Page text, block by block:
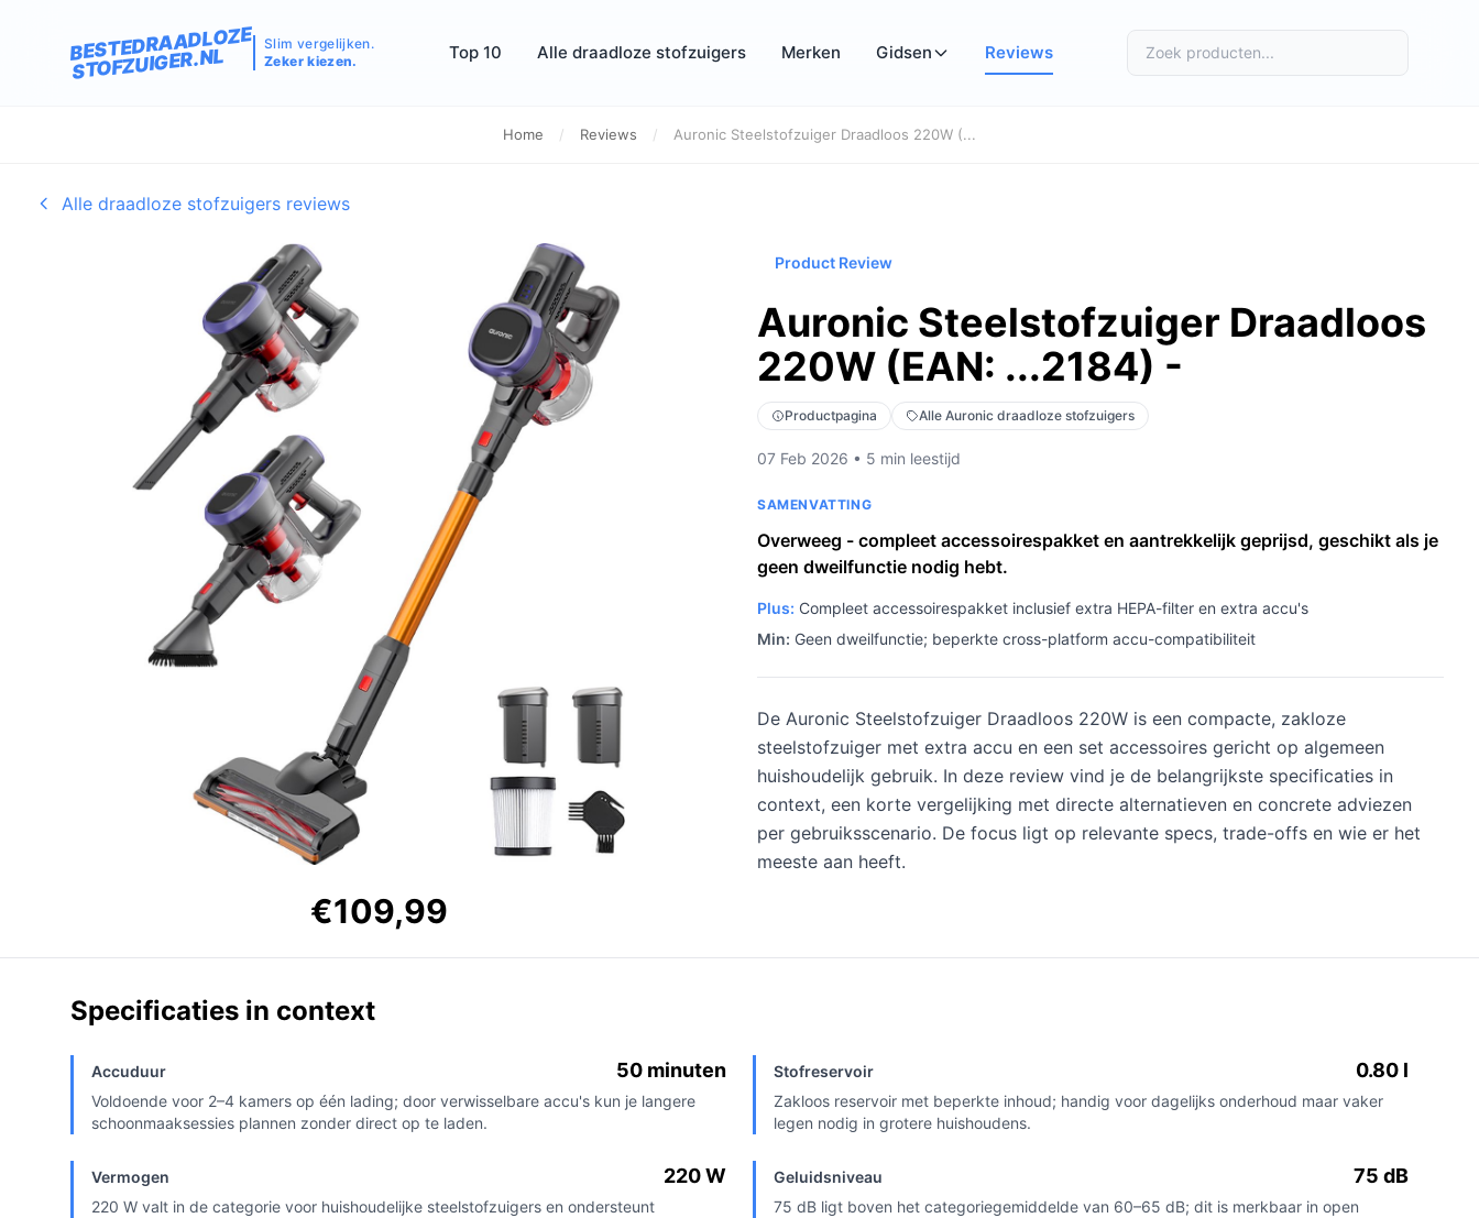
BESTEDRAADLOZE
STOFZUIGER.NL
Slim vergelijken.
Zeker kiezen.
Top 10 Alle draadloze stofzuigers Merken Gidsen Reviews
Home / Reviews / Auronic Steelstofzuiger Draadloos 220W (...
Alle draadloze stofzuigers reviews
€109,99
Product Review
Auronic Steelstofzuiger Draadloos
220W (EAN: ...2184) -
Productpagina Alle Auronic draadloze stofzuigers
07 Feb 2026 • 5 min leestijd
SAMENVATTING
Overweeg - compleet accessoirespakket en aantrekkelijk geprijsd, geschikt als je
geen dweilfunctie nodig hebt.
Plus: Compleet accessoirespakket inclusief extra HEPA-filter en extra accu's
Min: Geen dweilfunctie; beperkte cross-platform accu-compatibiliteit
De Auronic Steelstofzuiger Draadloos 220W is een compacte, zakloze
steelstofzuiger met extra accu en een set accessoires gericht op algemeen
huishoudelijk gebruik. In deze review vind je de belangrijkste specificaties in
context, een korte vergelijking met directe alternatieven en concrete adviezen
per gebruiksscenario. De focus ligt op relevante specs, trade-offs en wie er het
meeste aan heeft.
Specificaties in context
Accuduur 50 minuten
Voldoende voor 2–4 kamers op één lading; door verwisselbare accu's kun je langere
schoonmaaksessies plannen zonder direct op te laden.
Stofreservoir 0.80 l
Zakloos reservoir met beperkte inhoud; handig voor dagelijks onderhoud maar vaker
legen nodig in grotere huishoudens.
Vermogen 220 W
220 W valt in de categorie voor huishoudelijke steelstofzuigers en ondersteunt
Geluidsniveau 75 dB
75 dB ligt boven het categoriegemiddelde van 60–65 dB; dit is merkbaar in open